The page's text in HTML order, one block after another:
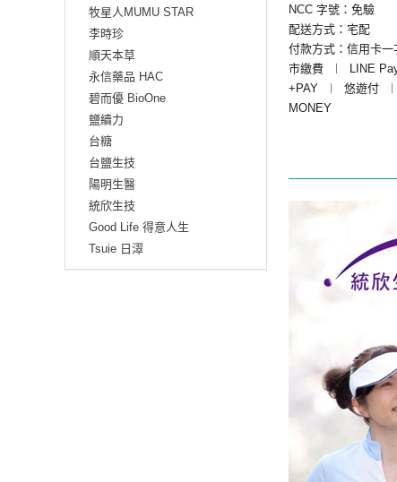
牧星人MUMU STAR
李時珍
順天本草
永信藥品 HAC
碧而優 BioOne
鹽續力
台糖
台鹽生技
陽明生醫
統欣生技
Good Life 得意人生
Tsuie 日濢
NCC 字號：免驗
配送方式：宅配
付款方式：信用卡一
市繳費
︱ LINE
+PAY
︱ 悠遊付 ︱
MONEY